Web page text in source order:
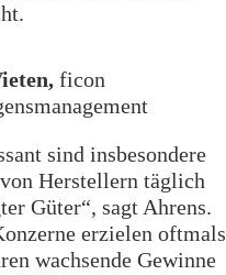
ficon
sind insbesondere
Herstellern täglich
Güter“, sagt Ahrens.
erzielen oftmals
wachsende Gewinne